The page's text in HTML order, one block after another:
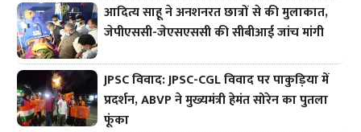
आदित्य साहू ने अनशनरत छात्रों से की मुलाकात,
जेपीएससी-जेएसएससी की सीबीआई जांच मांगी
JPSC विवाद: JPSC-CGL विवाद पर पाकुड़िया में
प्रदर्शन, ABVP ने मुख्यमंत्री हेमंत सोरेन का पुतला
फूंका